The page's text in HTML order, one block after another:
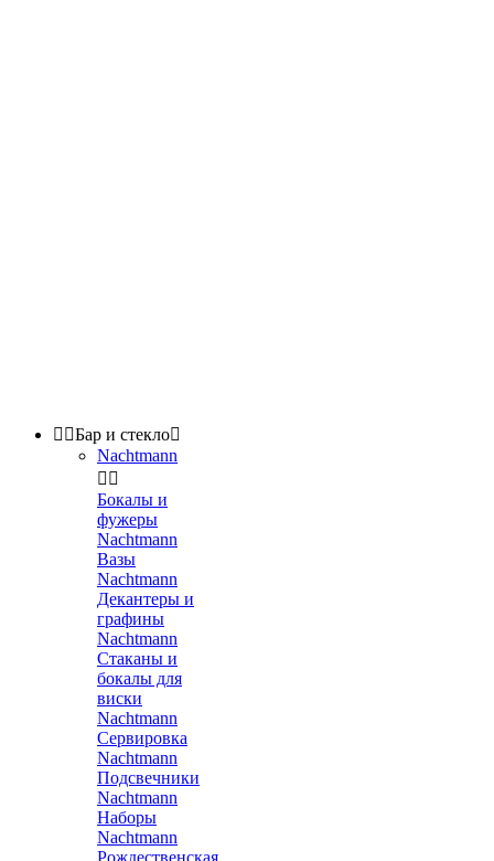
 Бар и стекло
Nachtmann
 
Бокалы и
фужеры
Nachtmann
Вазы
Nachtmann
Декантеры и
графины
Nachtmann
Стаканы и
бокалы для
виски
Nachtmann
Сервировка
Nachtmann
Подсвечники
Nachtmann
Наборы
Nachtmann
Рождественская